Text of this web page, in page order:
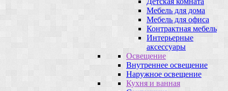
Мебель для дома
Мебель для офиса
Контрактная мебель
Интерьерные
аксессуары
Освещение
Внутреннее освещение
Наружное освещение
Кухня и ванная